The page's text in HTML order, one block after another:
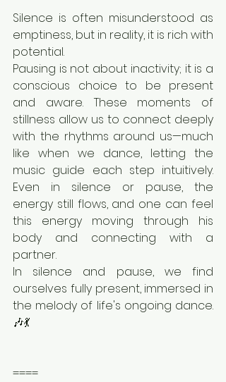
Silence is often misunderstood as
emptiness, but in reality, it is rich with
potential.
Pausing is not about inactivity; it is a
conscious choice to be present
and aware. These moments of
stillness allow us to connect deeply
with the rhythms around us—much
like when we dance, letting the
music guide each step intuitively.
Even in silence or pause, the
energy still flows, and one can feel
this energy moving through his
body and connecting with a
partner.
In silence and pause, we find
ourselves fully present, immersed in
the melody of life's ongoing dance.
🎶💃
====